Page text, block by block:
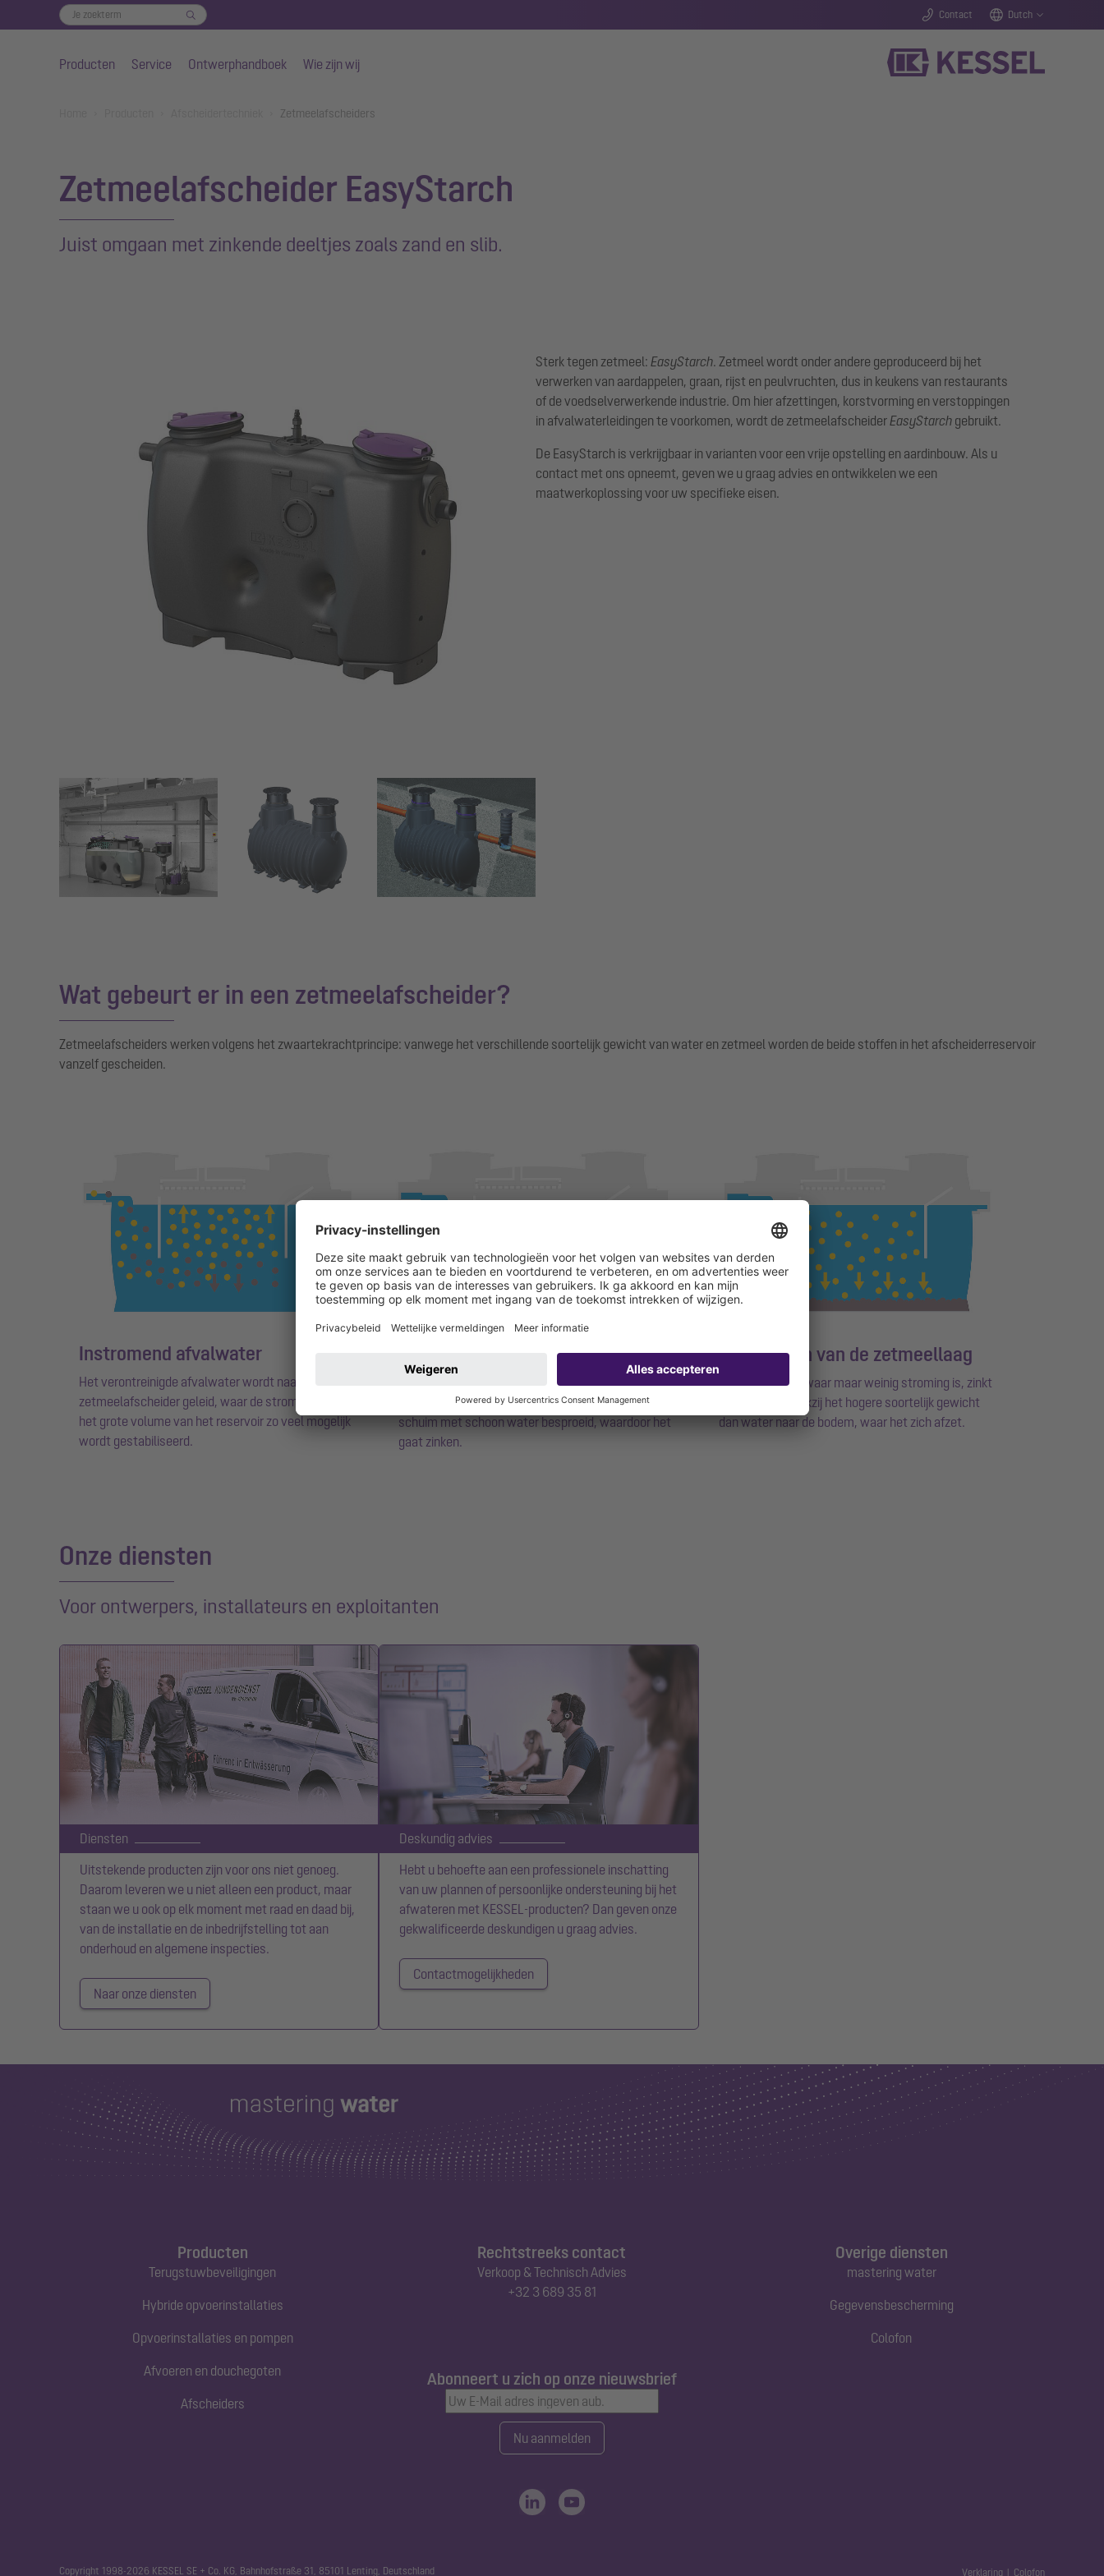
Contact Dutch
Producten Service Ontwerphandboek Wie zijn wij
Zetmeelafscheiders
Zetmeelafscheider EasyStarch
Juist omgaan met zinkende deeltjes zoals zand en slib.
Sterk tegen zetmeel: EasyStarch. Zetmeel wordt onder andere geproduceerd bij het
verwerken van aardappelen, graan, rijst en peulvruchten, dus in keukens van restaurants
of de voedselverwerkende industrie. Om hier afzettingen, korstvorming en verstoppingen
in afvalwaterleidingen te voorkomen, wordt de zetmeelafscheiderEasyStarch gebruikt.
De EasyStarch is verkrijgbaar in varianten voor een vrije opstelling en aardinbouw. Als u
contact met ons opneemt, geven we u graag advies en ontwikkelen we een
maatwerkoplossing voor uw specifieke eisen.
Show larger version for: Show larger version for: Show larger version for:
Wat gebeurt er in een zetmeelafscheider?
Zetmeelafscheiders werken volgens het zwaartekrachtprincipe: vanwege het verschillende soortelijk gewicht van water en zetmeel worden de beide stoffen in het afscheiderreservoir
vanzelf gescheiden.
Instromend afvalwater
Het verontreinigde afvalwater wordt naar de
zetmeelafscheider geleid, waar de stroming dankzij
het grote volume van het reservoir zo veel mogelijk
wordt gestabiliseerd.
Het vormen van de schuimlaag
In de voorkamer stijgt een deel van het zetmeel als
schuim naar het wateroppervlak. Daar wordt het
schuim met schoon water besproeid, waardoor het
gaat zinken.
Het vormen van de zetmeellaag
In het reservoir, waar maar weinig stroming is, zinkt
het zetmeel dankzij het hogere soortelijk gewicht
dan water naar de bodem, waar het zich afzet.
Onze diensten
Voor ontwerpers, installateurs en exploitanten
Diensten
Uitstekende producten zijn voor ons niet genoeg.
Daarom leveren we u niet alleen een product, maar
staan we u ook op elk moment met raad en daad bij,
van de installatie en de inbedrijfstelling tot aan
onderhoud en algemene inspecties.
Naar onze diensten
Deskundig advies
Hebt u behoefte aan een professionele inschatting
van uw plannen of persoonlijke ondersteuning bij het
afwateren met KESSEL-producten? Dan geven onze
gekwalificeerde deskundigen u graag advies.
Contactmogelijkheden
Producten
Terugstuwbeveiligingen
Hybride opvoerinstallaties
Opvoerinstallaties en pompen
Afvoeren en douchegoten
Afscheiders
Rechtstreeks contact
Verkoop & Technisch Advies
+32 3 689 35 81
Abonneert u zich op onze nieuwsbrief
Nu aanmelden
Overige diensten
mastering water
Gegevensbescherming
Colofon
Copyright 1998-2026 KESSEL SE + Co. KG, Bahnhofstraße 31, 85101 Lenting, Deutschland Verklaring Colofon